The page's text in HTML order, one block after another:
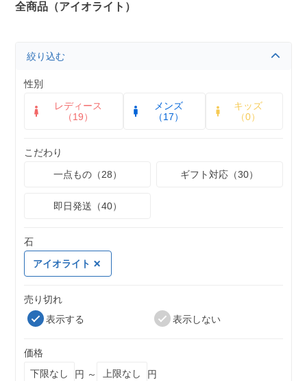
全商品（アイオライト）
絞り込む
性別
レディース
（19）
メンズ
（17）
キッズ
（0）
こだわり
一点もの（28）
ギフト対応（30）
即日発送（40）
石
アイオライト
売り切れ
表示する
表示しない
価格
円 ～
円